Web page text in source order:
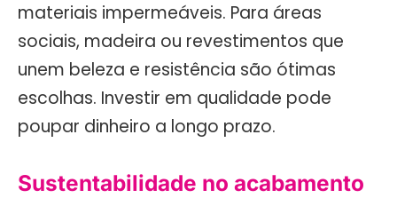
materiais impermeáveis. Para áreas
sociais, madeira ou revestimentos que
unem beleza e resistência são ótimas
escolhas. Investir em qualidade pode
poupar dinheiro a longo prazo.
Sustentabilidade no acabamento